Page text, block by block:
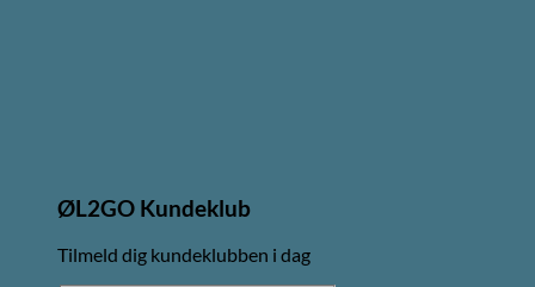
ØL2GO Kundeklub
Tilmeld dig kundeklubben i dag